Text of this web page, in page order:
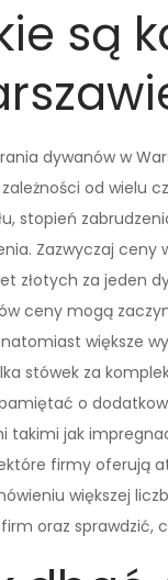
są
dywanów w
od wielu
stopień
Zazwyczaj ceny
złotych za jeden
ceny mogą
natomiast większe
stówek za
o
takimi jak
firmy oferują
większej
oraz sprawdzić,